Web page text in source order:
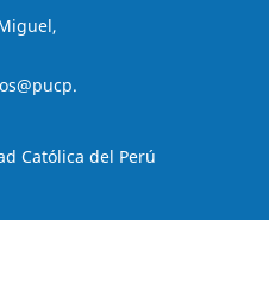
Católica del Perú